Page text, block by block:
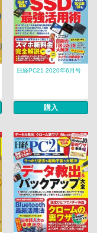
日経PC21 2020年6月号
購入